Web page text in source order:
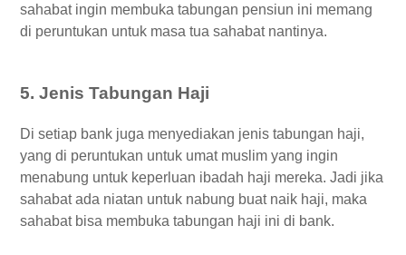
sahabat ingin membuka tabungan pensiun ini memang
di peruntukan untuk masa tua sahabat nantinya.
5. Jenis Tabungan Haji
Di setiap bank juga menyediakan jenis tabungan haji,
yang di peruntukan untuk umat muslim yang ingin
menabung untuk keperluan ibadah haji mereka. Jadi jika
sahabat ada niatan untuk nabung buat naik haji, maka
sahabat bisa membuka tabungan haji ini di bank.